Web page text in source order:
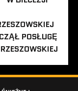
POSŁUGĘ